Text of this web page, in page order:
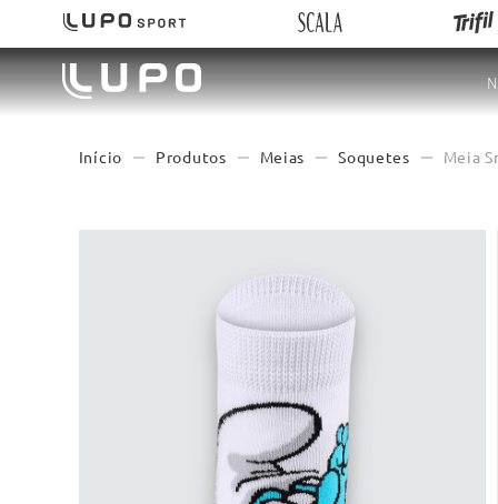
Produtos Meias Soquetes Meia